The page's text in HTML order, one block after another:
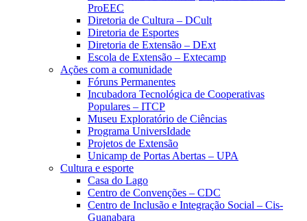
ProEEC
Diretoria de Cultura – DCult
Diretoria de Esportes
Diretoria de Extensão – DExt
Escola de Extensão – Extecamp
Ações com a comunidade
Fóruns Permanentes
Incubadora Tecnológica de Cooperativas
Populares – ITCP
Museu Exploratório de Ciências
Programa UniversIdade
Projetos de Extensão
Unicamp de Portas Abertas – UPA
Cultura e esporte
Casa do Lago
Centro de Convenções – CDC
Centro de Inclusão e Integração Social – Cis-
Guanabara